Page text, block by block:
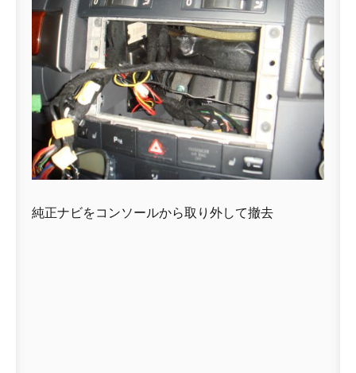
純正ナビをコンソールから取り外して撤去